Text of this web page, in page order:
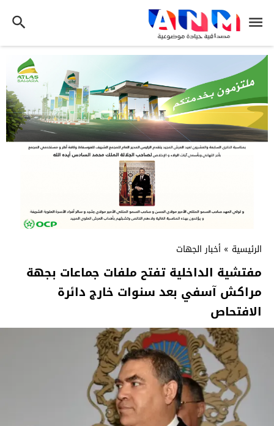
الرئيسية » أخبار الجهات
مفتشية الداخلية تفتح ملفات جماعات بجهة
مراكش آسفي بعد سنوات خارج دائرة
الافتحاص